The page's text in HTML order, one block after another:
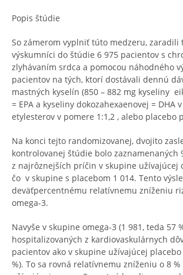
Popis štúdie
So zámerom vyplniť túto medzeru, zaradili
výskumníci do štúdie 6 975 pacientov s
zlyhávaním srdca a pomocou náhodného
pacientov na tých, ktorí dostávali dennú
mastných kyselín (850 – 882 mg kyseliny
= EPA a kyseliny dokozahexaenovej = DHA
etylesterov v pomere 1:1,2 , alebo placebo
Na konci tejto randomizovanej, dvojito
kontrolovanej štúdie bolo zaznamenaných
z najrôznejších príčin v skupine užívajúcej
čo v skupine s placebom 1 014. Tento
deväťpercentnému relatívnemu zníženiu
omega-3.
Navyše v skupine omega-3 (1 981, teda 57
hospitalizovaných z kardiovaskulárnych
pacientov ako v skupine užívajúcej placebo
%). To sa rovná relatívnemu zníženiu o 8